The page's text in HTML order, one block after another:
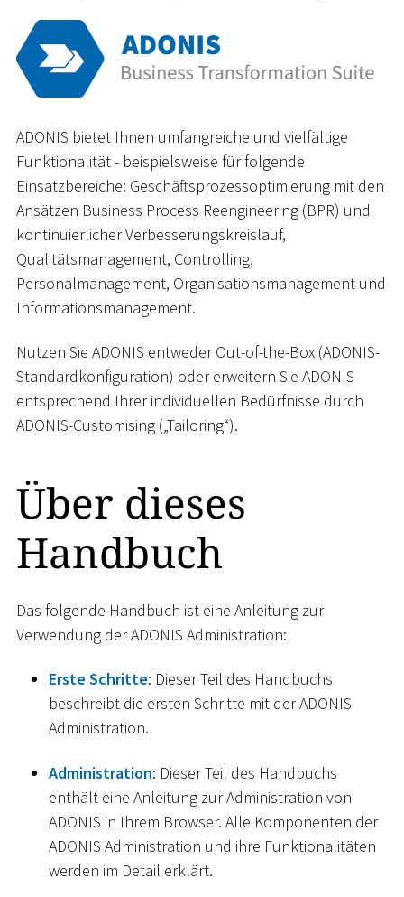
ADONIS bietet Ihnen umfangreiche und vielfältige
Funktionalität - beispielsweise für folgende
Einsatzbereiche: Geschäftsprozessoptimierung mit den
Ansätzen Business Process Reengineering (BPR) und
kontinuierlicher Verbesserungskreislauf,
Qualitätsmanagement, Controlling,
Personalmanagement, Organisationsmanagement und
Informationsmanagement.
Nutzen Sie ADONIS entweder Out-of-the-Box (ADONIS-
Standardkonfiguration) oder erweitern Sie ADONIS
entsprechend Ihrer individuellen Bedürfnisse durch
ADONIS-Customising („Tailoring“).
Über dieses
Handbuch
Das folgende Handbuch ist eine Anleitung zur
Verwendung der ADONIS Administration:
Erste Schritte: Dieser Teil des Handbuchs
beschreibt die ersten Schritte mit der ADONIS
Administration.
Administration: Dieser Teil des Handbuchs
enthält eine Anleitung zur Administration von
ADONIS in Ihrem Browser. Alle Komponenten der
ADONIS Administration und ihre Funktionalitäten
werden im Detail erklärt.